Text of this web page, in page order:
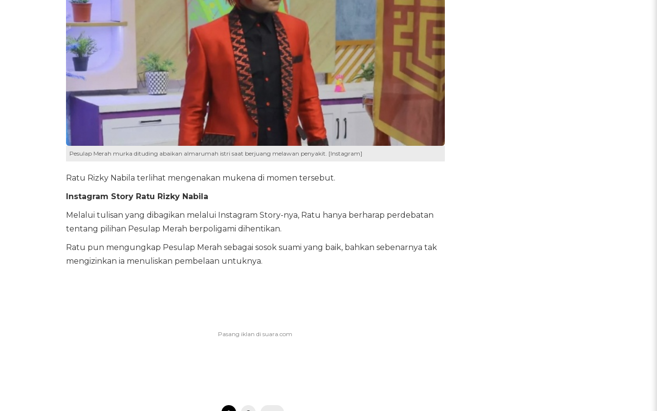
Pesulap Merah murka dituding abaikan almarumah istri saat berjuang melawan penyakit. [Instagram]
Ratu Rizky Nabila terlihat mengenakan mukena di momen tersebut.
Instagram Story Ratu Rizky Nabila
Melalui tulisan yang dibagikan melalui Instagram Story-nya, Ratu hanya berharap perdebatan
tentang pilihan Pesulap Merah berpoligami dihentikan.
Ratu pun mengungkap Pesulap Merah sebagai sosok suami yang baik, bahkan sebenarnya tak
mengizinkan ia menuliskan pembelaan untuknya.